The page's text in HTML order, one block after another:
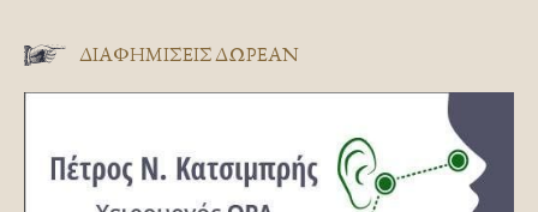
ΔΙΑΦΗΜΊΣΕΙΣ ΔΩΡΕΆΝ